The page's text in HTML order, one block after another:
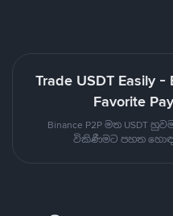
Trade USDT Easily -
Favorite
Binance P2P මත
විකිණීමට පහත